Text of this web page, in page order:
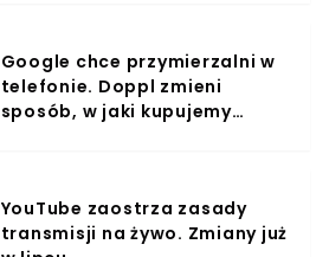
Google chce przymierzalni w
telefonie. Doppl zmieni
sposób, w jaki kupujemy
YouTube zaostrza zasady
transmisji na żywo. Zmiany już